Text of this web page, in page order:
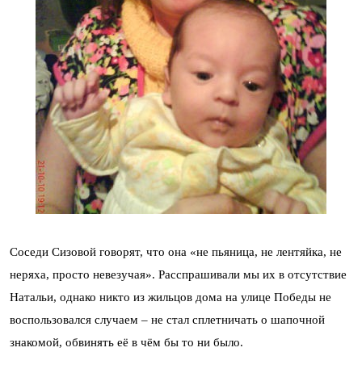
Соседи Сизовой говорят, что она «не пьяница, не лентяйка, не
неряха, просто невезучая». Расспрашивали мы их в отсутствие
Натальи, однако никто из жильцов дома на улице Победы не
воспользовался случаем – не стал сплетничать о шапочной
знакомой, обвинять её в чём бы то ни было.